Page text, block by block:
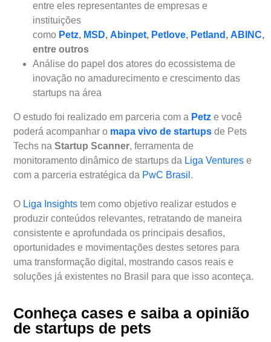
entre eles representantes de empresas e
instituições
como Petz, MSD, Abinpet, Petlove, Petland , ABINC,
entre outros
Análise do papel dos atores do ecossistema de
inovação no amadurecimento e crescimento das
startups na área
O estudo foi realizado em parceria com a Petz e você
poderá acompanhar o mapa vivo de startups de Pets
Techs na Startup Scanner, ferramenta de
monitoramento dinâmico de startups da Liga Ventures e
com a parceria estratégica da PwC Brasil .
O Liga Insights tem como objetivo realizar estudos e
produzir conteúdos relevantes, retratando de maneira
consistente e aprofundada os principais desafios,
oportunidades e movimentações destes setores para
uma transformação digital, mostrando casos reais e
soluções já existentes no Brasil para que isso aconteça.
Conheça cases e saiba a opinião
de startups de pets